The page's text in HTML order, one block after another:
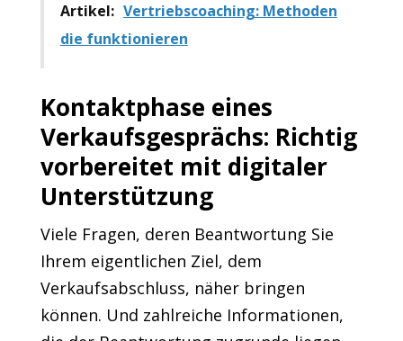
Artikel: Vertriebscoaching: Methoden
die funktionieren
Kontaktphase eines
Verkaufsgesprächs: Richtig
vorbereitet mit digitaler
Unterstützung
Viele Fragen, deren Beantwortung Sie
Ihrem eigentlichen Ziel, dem
Verkaufsabschluss, näher bringen
können. Und zahlreiche Informationen,